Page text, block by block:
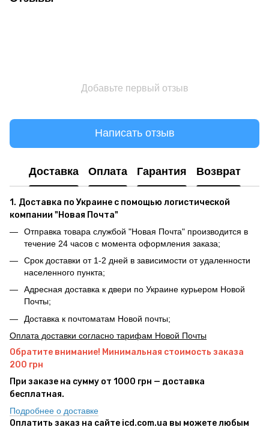
Добавьте первый отзыв
Написать отзыв
Доставка Оплата Гарантия Возврат
1. Доставка по Украине с помощью логистической
компании "Новая Почта"
Отправка товара службой "Новая Почта" производится в
течение 24 часов с момента оформления заказа;
Срок доставки от 1-2 дней в зависимости от удаленности
населенного пункта;
Адресная доставка к двери по Украине курьером Новой
Почты;
Доставка к почтоматам Новой почты;
Оплата доставки согласно тарифам Новой Почты
Обратите внимание! Минимальная стоимость заказа
200 грн
При заказе на сумму от 1000 грн — доставка
бесплатная.
Подробнее о доставке
Оплатить заказ на сайте icd.com.ua вы можете любым